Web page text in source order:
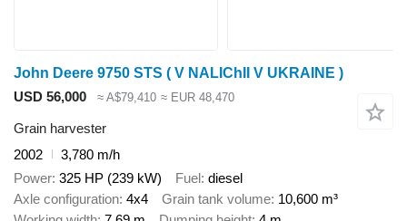
John Deere 9750 STS ( V NALIChII V UKRAINE )
USD 56,000
≈ A$79,410 ≈ EUR 48,470
Grain harvester
2002
3,780 m/h
Power 325 HP (239 kW) Fuel
diesel
Axle configuration 4x4 Grain tank volume 10,600 m³